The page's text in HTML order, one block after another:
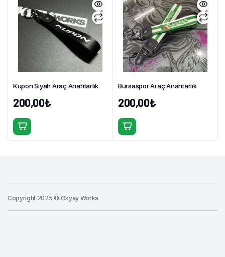
Kupon Siyah Araç Anahtarlık
200,00₺
Bursaspor Araç Anahtarlık
200,00₺
Copyright 2025 © Okyay Works